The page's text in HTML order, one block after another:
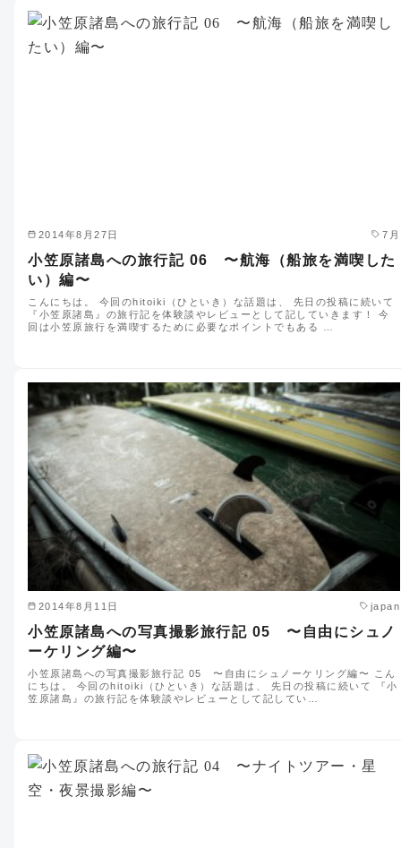
2014年8月27日 7月
小笠原諸島への旅行記 06 〜航海（船旅を満喫した
い）編〜
こんにちは。 今回のhitoiki（ひといき）な話題は、 先日の投稿に続いて
『小笠原諸島』の旅行記を体験談やレビューとして記していきます！ 今
回は小笠原旅行を満喫するために必要なポイントでもある …
2014年8月11日 japan
小笠原諸島への写真撮影旅行記 05 〜自由にシュノ
ーケリング編〜
小笠原諸島への写真撮影旅行記 05 〜自由にシュノーケリング編〜 こん
にちは。 今回のhitoiki（ひといき）な話題は、 先日の投稿に続いて 『小
笠原諸島』の旅行記を体験談やレビューとして記してい…